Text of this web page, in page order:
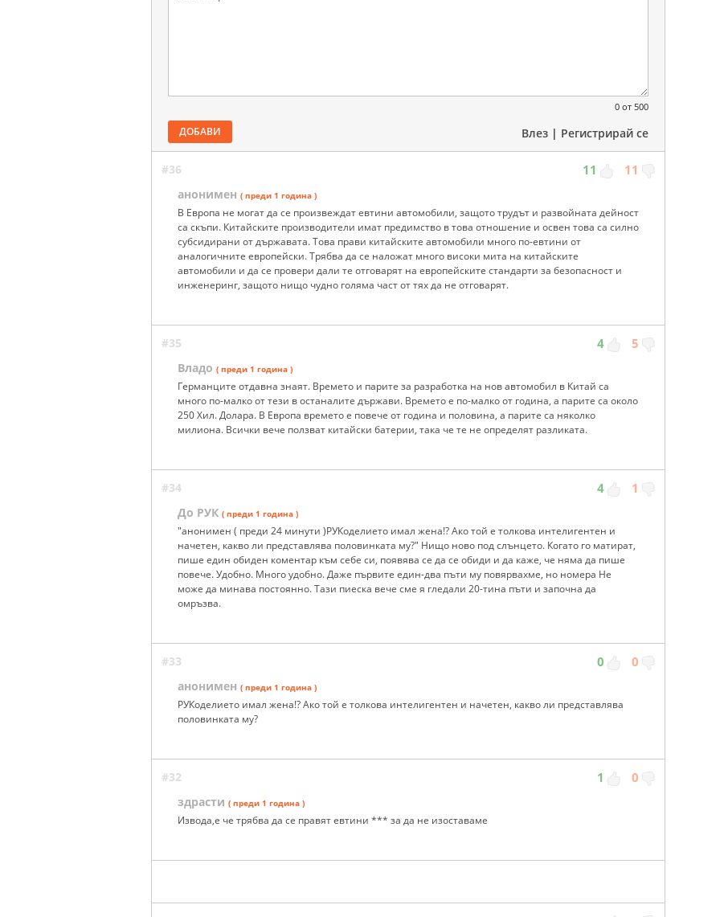
0 от 500
ДОБАВИ Влез | Регистрирай се
#36 11 11
анонимен ( преди 1 година )
В Европа не могат да се произвеждат евтини автомобили, защото трудът и развойната дейност
са скъпи. Китайските производители имат предимство в това отношение и освен това са силно
субсидирани от държавата. Това прави китайските автомобили много по-евтини от
аналогичните европейски. Трябва да се наложат много високи мита на китайските
автомобили и да се провери дали те отговарят на европейските стандарти за безопасност и
инженеринг, защото нищо чудно голяма част от тях да не отговарят.
#35 4 5
Владо ( преди 1 година )
Германците отдавна знаят. Времето и парите за разработка на нов автомобил в Китай са
много по-малко от тези в останалите държави. Времето е по-малко от година, а парите са около
250 Хил. Долара. В Европа времето е повече от година и половина, а парите са няколко
милиона. Всички вече ползват китайски батерии, така че те не определят разликата.
#34 4 1
До РУК ( преди 1 година )
"анонимен ( преди 24 минути )РУКоделието имал жена!? Ако той е толкова интелигентен и
начетен, какво ли представлява половинката му?" Нищо ново под слънцето. Когато го матират,
пише един обиден коментар към себе си, появява се да се обиди и да каже, че няма да пише
повече. Удобно. Много удобно. Даже първите един-два пъти му повярвахме, но номера Не
може да минава постоянно. Тази пиеска вече сме я гледали 20-тина пъти и започна да
омръзва.
#33 0 0
анонимен ( преди 1 година )
РУКоделието имал жена!? Ако той е толкова интелигентен и начетен, какво ли представлява
половинката му?
#32 1 0
здрасти ( преди 1 година )
Извода,е че трябва да се правят евтини *** за да не изоставаме